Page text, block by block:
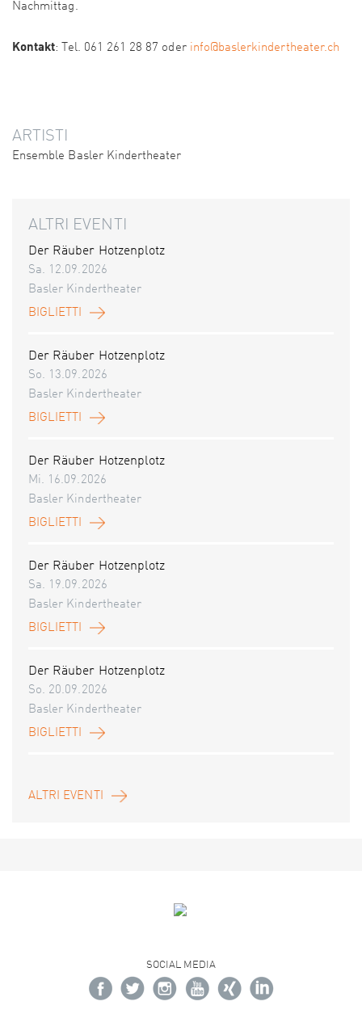
Nachmittag.
Kontakt: Tel. 061 261 28 87 oder info@baslerkindertheater.ch
ARTISTI
Ensemble Basler Kindertheater
ALTRI EVENTI
Der Räuber Hotzenplotz
Sa. 12.09.2026
Basler Kindertheater
BIGLIETTI
Der Räuber Hotzenplotz
So. 13.09.2026
Basler Kindertheater
BIGLIETTI
Der Räuber Hotzenplotz
Mi. 16.09.2026
Basler Kindertheater
BIGLIETTI
Der Räuber Hotzenplotz
Sa. 19.09.2026
Basler Kindertheater
BIGLIETTI
Der Räuber Hotzenplotz
So. 20.09.2026
Basler Kindertheater
BIGLIETTI
ALTRI EVENTI
SOCIAL MEDIA